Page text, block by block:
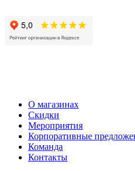
О магазинах
Скидки
Мероприятия
Корпоративные
Команда
Контакты